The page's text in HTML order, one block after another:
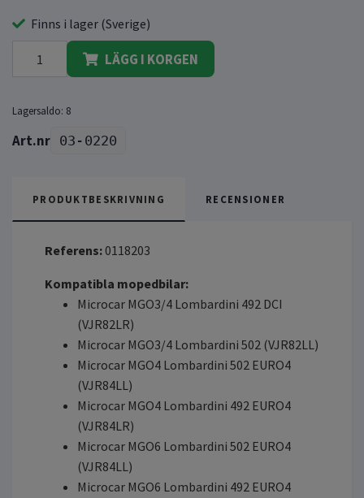
Finns i lager (Sverige)
LÄGG I KORGEN
Lagersaldo: 8
03-0220
PRODUKTBESKRIVNING RECENSIONER
Referens:0118203
Kompatibla mopedbilar:
Microcar MGO3/4 Lombardini 492 DCI
(VJR82LR)
Microcar MGO3/4 Lombardini 502 (VJR82LL)
Microcar MGO4 Lombardini 502 EURO4
(VJR84LL)
Microcar MGO4 Lombardini 492 EURO4
(VJR84LR)
Microcar MGO6 Lombardini 502 EURO4
(VJR84LL)
Microcar MGO6 Lombardini 492 EURO4